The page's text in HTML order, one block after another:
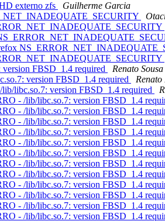
externo zfs
Guilherme Garcia
FBSD_1.4 required
Renato Sousa
version FBSD_1.4 required
Renato
libc.so.7: version FBSD_1.4 required
- /lib/libc.so.7: version FBSD_1.4
- /lib/libc.so.7: version FBSD_1.4
- /lib/libc.so.7: version FBSD_1.4
- /lib/libc.so.7: version FBSD_1.4
- /lib/libc.so.7: version FBSD_1.4
- /lib/libc.so.7: version FBSD_1.4
- /lib/libc.so.7: version FBSD_1.4
- /lib/libc.so.7: version FBSD_1.4
- /lib/libc.so.7: version FBSD_1.4
- /lib/libc.so.7: version FBSD_1.4
- /lib/libc.so.7: version FBSD_1.4
- /lib/libc.so.7: version FBSD_1.4